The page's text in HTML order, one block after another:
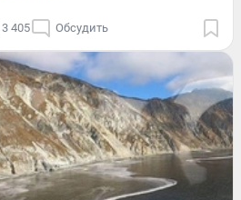
3 405 Обсудить